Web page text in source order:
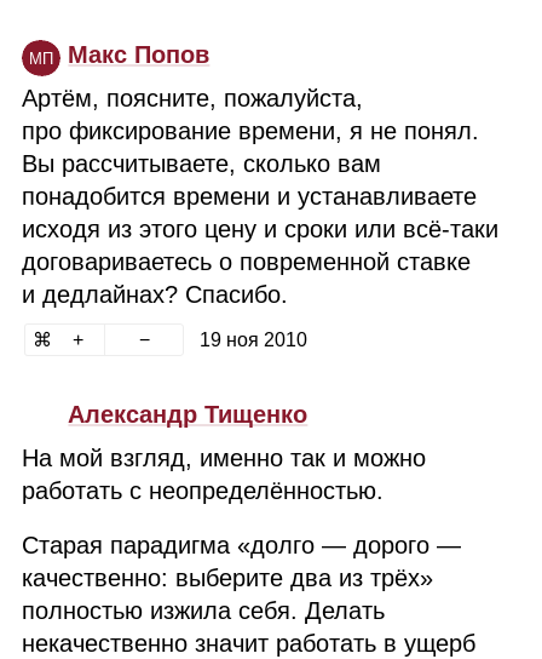
МП
Макс Попов
Артём, поясните, пожалуйста,
про фиксирование времени, я не понял.
Вы рассчитываете, сколько вам
понадобится времени и устанавливаете
исходя из этого цену и сроки или всё‑таки
договариваетесь о повременной ставке
и дедлайнах? Спасибо.
19 ноя 2010
Александр Тищенко
На мой взгляд, именно так и можно
работать с неопределённостью.
Старая парадигма «долго — дорого —
качественно: выберите два из трёх»
полностью изжила себя. Делать
некачественно значит работать в ущерб